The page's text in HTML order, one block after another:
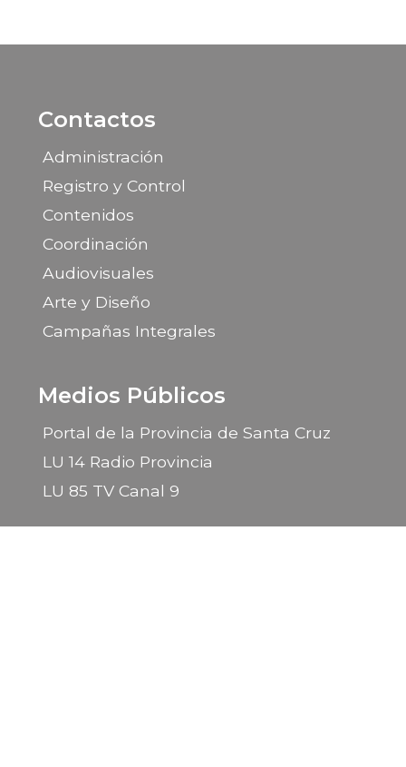
Contactos
Administración
Registro y Control
Contenidos
Coordinación
Audiovisuales
Arte y Diseño
Campañas Integrales
Medios Públicos
Portal de la Provincia de Santa Cruz
LU 14 Radio Provincia
LU 85 TV Canal 9